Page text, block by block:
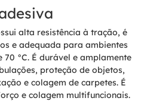
alta resistência à tração, é
e adequada para ambientes
°C. É durável e amplamente
proteção de objetos,
e colagem de carpetes. É
e colagem multifuncionais.